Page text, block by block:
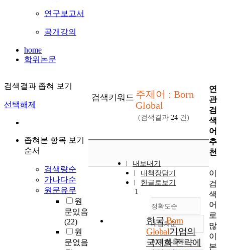
연구보고서
공개강의
home
학위논문
검색결과 좁혀 보기
선택해제
좁혀본 항목 보기
순서
검색량순
가나다순
원문유무
원
문있음
(22)
원
문없음
검색키워드 주제어 : Born
Global
(검색결과 24 건)
내보내기
내책장담기
한글로보기
정확도순
정확도
순
내림차순
내림차순
10개씩 출력
1
한국Born
Global기업의
국제화 전략에
연
관
검
색
어
추
천
이
검
색
어
로
많
이
본